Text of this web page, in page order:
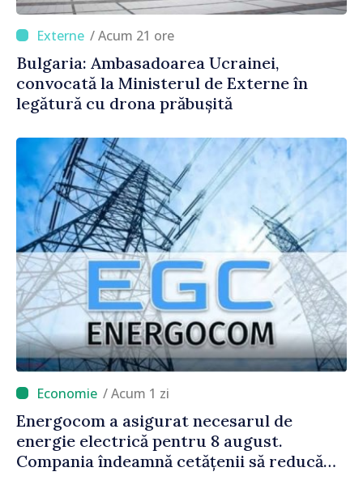
/ Acum 21 ore
Bulgaria: Ambasadoarea Ucrainei,
convocată la Ministerul de Externe în
legătură cu drona prăbușită
/ Acum 1 zi
Energocom a asigurat necesarul de
energie electrică pentru 8 august.
Compania îndeamnă cetățenii să reducă